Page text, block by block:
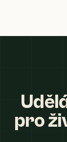
pro